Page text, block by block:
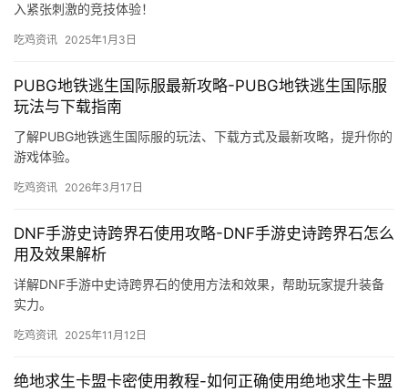
入紧张刺激的竞技体验！
吃鸡资讯 2025年1月3日
PUBG地铁逃生国际服最新攻略-PUBG地铁逃生国际服
玩法与下载指南
了解PUBG地铁逃生国际服的玩法、下载方式及最新攻略，提升你的
游戏体验。
吃鸡资讯 2026年3月17日
DNF手游史诗跨界石使用攻略-DNF手游史诗跨界石怎么
用及效果解析
详解DNF手游中史诗跨界石的使用方法和效果，帮助玩家提升装备
实力。
吃鸡资讯 2025年11月12日
绝地求生卡盟卡密使用教程-如何正确使用绝地求生卡盟